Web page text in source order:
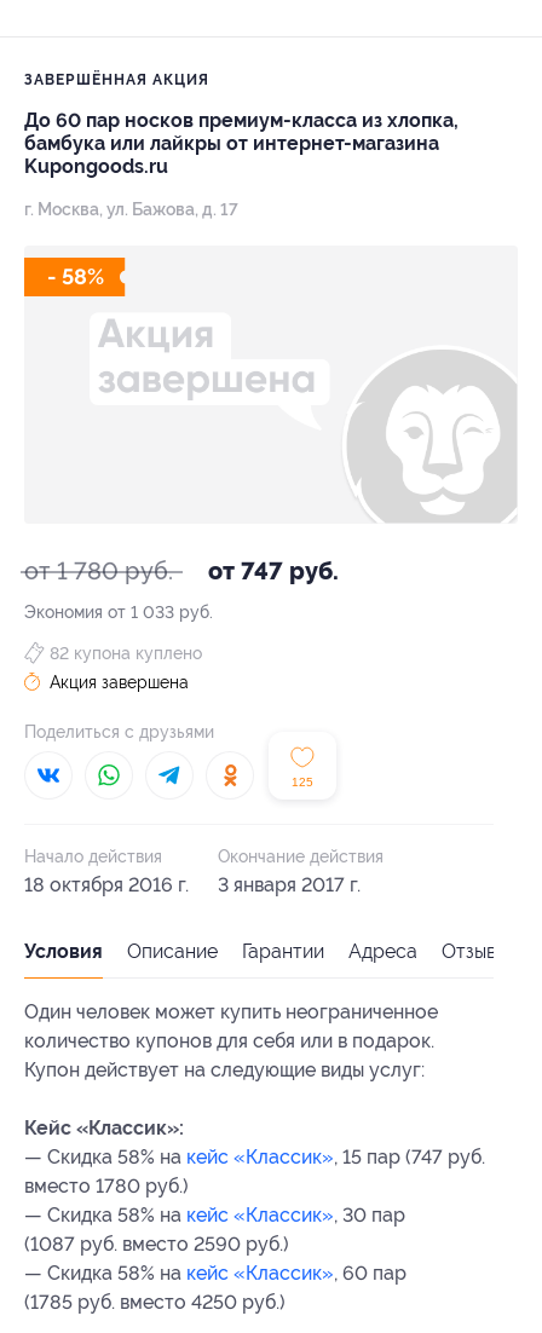
ЗАВЕРШЁННАЯ АКЦИЯ
До 60 пар носков премиум-класса из хлопка,
бамбука или лайкры от интернет-магазина
Kupongoods.ru
г. Москва, ул. Бажова, д. 17
- 58%
от 1 780 руб. от 747 руб.
Экономия от 1 033 руб.
125
82 купона куплено
Акция завершена
Поделиться с друзьями
Начало действия
18 октября 2016 г.
Окончание действия
3 января 2017 г.
Условия Описание Гарантии Адреса Отзывы
Один человек может купить неограниченное
количество купонов для себя или в подарок.
Купон действует на следующие виды услуг:
Кейс «Классик»:
— Скидка 58% на кейс «Классик», 15 пар (747 руб.
вместо 1780 руб.)
— Скидка 58% на кейс «Классик», 30 пар
(1087 руб. вместо 2590 руб.)
— Скидка 58% на кейс «Классик», 60 пар
(1785 руб. вместо 4250 руб.)